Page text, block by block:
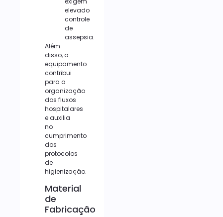
elevado
controle
de
assepsia.
Além
disso, o
equipamento
contribui
para a
organização
dos fluxos
hospitalares
e auxilia
no
cumprimento
dos
protocolos
de
higienização.
Material
de
Fabricação